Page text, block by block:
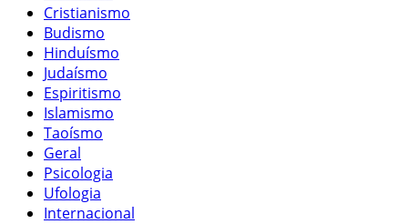
Cristianismo
Budismo
Hinduísmo
Judaísmo
Espiritismo
Islamismo
Taoísmo
Geral
Psicologia
Ufologia
Internacional